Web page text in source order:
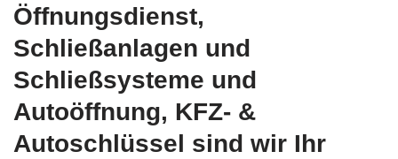
Öffnungsdienst,
Schließanlagen und
Schließsysteme und
Autoöffnung, KFZ- &
Autoschlüssel sind wir Ihr